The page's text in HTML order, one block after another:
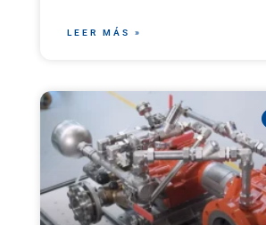
LEER MÁS »